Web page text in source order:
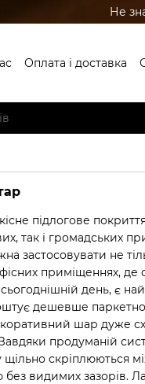
Не
Оплата і доставка
підлогове
так і громадських
застосовувати не
приміщеннях, де
сьогоднішній день, є
дешевше
шар дуже
продуманій
скріплюються
видимих зазорів.